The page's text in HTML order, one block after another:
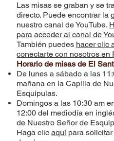
Las misas se graban y se
directo. Puede encontrar la
nuestro canal de YouTube.
para acceder al canal de
También puedes hacer clic
conectarte con nosotros en
Horario de misas de El
De lunes a sábado a las
mañana en la Capilla de
Esquipulas.
Domingos a las 10:30 am
12:00 del mediodía en
de Nuestro Señor de
Haga clicaquí para